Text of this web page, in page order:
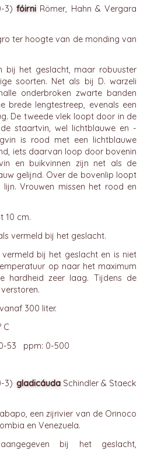
fóirni Römer, Hahn & Vergara
ter hoogte van de monding van
bij het geslacht, maar robuuster
soorten. Net als bij D. warzeli
onderbroken zwarte banden
brede lengtestreep, evenals een
De tweede vlek loopt door in de
staartvin, wel lichtblauwe en -
is rood met een lichtblauwe
iets daarvan loop door bovenin
en buikvinnen zijn net als de
gelijnd. Over de bovenlip loopt
lijn. Vrouwen missen het rood en
10 cm.
vermeld bij het geslacht.
bij het geslacht en is niet
op naar het maximum
hardheid zeer laag. Tijdens de
300 liter.
C
53 ppm: 0-500
gladicáuda Schindler & Staeck
een zijrivier van de Orinoco
en Venezuela.
bij het geslacht,